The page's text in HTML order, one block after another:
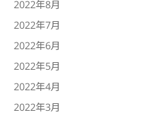
2022年8月
2022年7月
2022年6月
2022年5月
2022年4月
2022年3月